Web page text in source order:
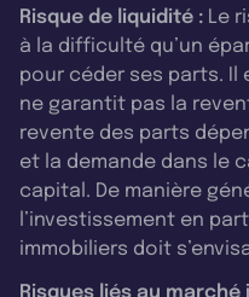
Risque de liquidité : Le
à la difficulté qu’un
pour céder ses parts. Il
ne garantit pas la
revente des parts
et la demande dans le
capital. De manière
l’investissement en
immobiliers doit
Risques liés au marché